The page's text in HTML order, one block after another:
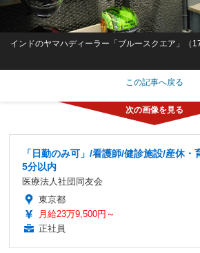
インドのヤマハディーラー「ブルースクエア」（
この記事へ戻る
「日勤のみ可」/看護師/健診施設/産休
5分以内
医療法人社団同友会
東京都
月給23万9,500円～
正社員